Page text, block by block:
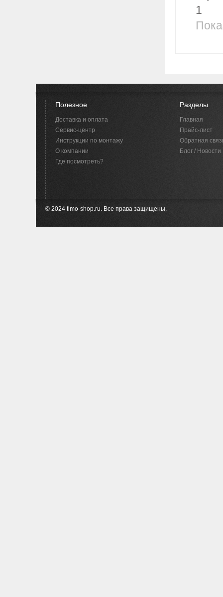
1
Полезное
Доставка и оплата
Сервис-центр
Инструкции по монтажу
O компании
Где посмотреть?
Разделы
Главная
Прайс-лист
Обратная
Блог / Новости
© 2024 timo-shop.ru. Все права защищены.